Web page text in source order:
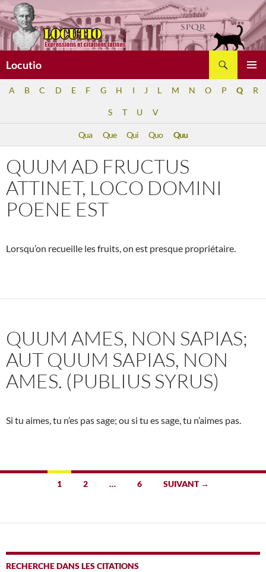
Aller
au
contenu
Locutio
A B C D E F G H I J L M N O P Q R
S T U V
Qua Que Qui Quo Quu
QUUM AD FRUCTUS
ATTINET, LOCO DOMINI
POENE EST
Lorsqu’on recueille les fruits, on est presque propriétaire.
QUUM AMES, NON SAPIAS;
AUT QUUM SAPIAS, NON
AMES. (PUBLIUS SYRUS)
Si tu aimes, tu n’es pas sage; ou si tu es sage, tu n’aimes pas.
Navigation
articles
1 2 … 6 SUIVANT →
RECHERCHE DANS LES CITATIONS